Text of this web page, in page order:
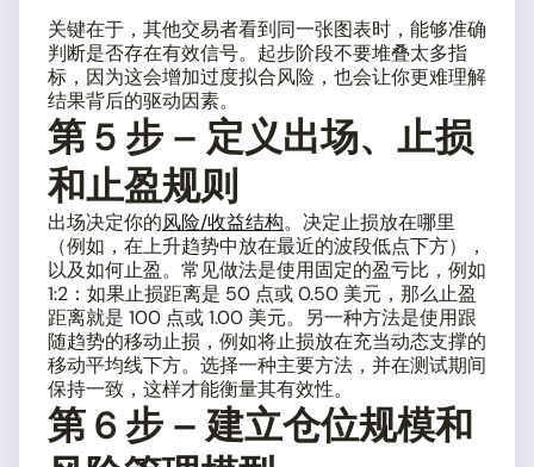
关键在于，其他交易者看到同一张图表时，能够准确
判断是否存在有效信号。起步阶段不要堆叠太多指
标，因为这会增加过度拟合风险，也会让你更难理解
结果背后的驱动因素。
第 5 步 – 定义出场、止损
和止盈规则
出场决定你的风险/收益结构。决定止损放在哪里
（例如，在上升趋势中放在最近的波段低点下方），
以及如何止盈。常见做法是使用固定的盈亏比，例如
1:2：如果止损距离是 50 点或 0.50 美元，那么止盈
距离就是 100 点或 1.00 美元。另一种方法是使用跟
随趋势的移动止损，例如将止损放在充当动态支撑的
移动平均线下方。选择一种主要方法，并在测试期间
保持一致，这样才能衡量其有效性。
第 6 步 – 建立仓位规模和